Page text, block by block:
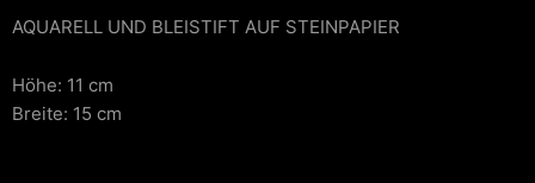
AQUARELL UND BLEISTIFT AUF STEINPAPIER
Höhe: 11 cm
Breite: 15 cm